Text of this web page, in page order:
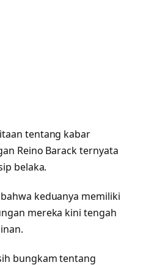
tentang kabar
Reino Barack ternyata
belaka.
keduanya memiliki
mereka kini tengah
bungkam tentang